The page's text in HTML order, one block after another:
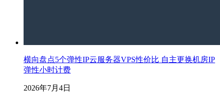
横向盘点5个弹性IP云服务器VPS性价比 自主更换机房IP
弹性小时计费
2026年7月4日